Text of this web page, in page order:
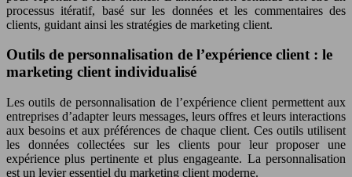
processus itératif, basé sur les données et les commentaires des
clients, guidant ainsi les stratégies de marketing client.
Outils de personnalisation de l’expérience client : le
marketing client individualisé
Les outils de personnalisation de l’expérience client permettent aux
entreprises d’adapter leurs messages, leurs offres et leurs interactions
aux besoins et aux préférences de chaque client. Ces outils utilisent
les données collectées sur les clients pour leur proposer une
expérience plus pertinente et plus engageante. La personnalisation
est un levier essentiel du marketing client moderne.